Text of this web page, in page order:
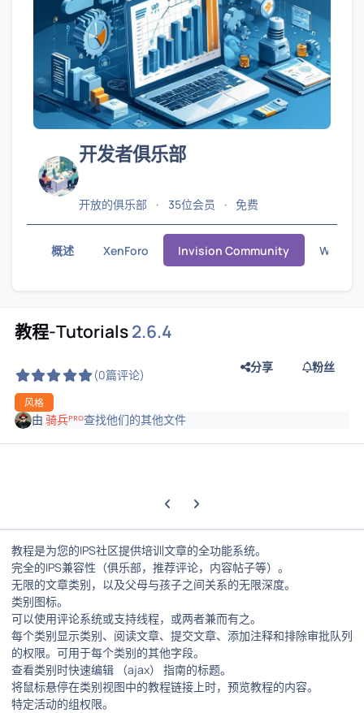
开发者俱乐部
开放的俱乐部 35位会员 免费
概述 XenForo Invision Community
教程-Tutorials2.6.4
(0篇评论)
风格
分享 粉丝
由骑兵ᴾᴿᴼ查找他们的其他文件
上一张轮播幻灯片
下一张轮播幻灯片
教程是为您的IPS社区提供培训文章的全功能系统。
完全的IPS兼容性（俱乐部，推荐评论，内容帖子等）。
无限的文章类别，以及父母与孩子之间关系的无限深度。
类别图标。
可以使用评论系统或支持线程，或两者兼而有之。
每个类别显示类别、阅读文章、提交文章、添加注释和排除审批队列
的权限。可用于每个类别的其他字段。
查看类别时快速编辑 （ajax） 指南的标题。
将鼠标悬停在类别视图中的教程链接上时，预览教程的内容。
特定活动的组权限。